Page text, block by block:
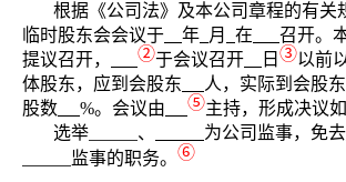
根据《公司法》及本公司章程的有关
临时股东会会议于
年 月 在 召开。
提议召开，
②于会议召开 日 ③以前
体股东，应到会股东
人，实际到会股东
股数
%。会议由 ⑤主持，形成决议如
选举
、 为公司监事，免去
监事的职务。 ⑥